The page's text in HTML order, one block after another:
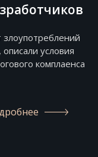
условия
комплаенса